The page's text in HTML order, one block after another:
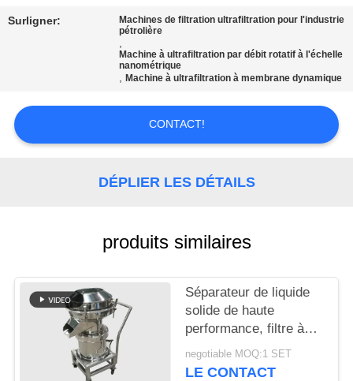
CONTACTER
DEMANDEZ
PRIVACY
POLICY
Surligner:
Machines de filtration ultrafiltration pour l'industrie
pétrolière
,
Machine à ultrafiltration par débit rotatif à l'échelle
nanométrique
,Machine à ultrafiltration à membrane dynamique
CONTACT!
DÉPLIER LES DÉTAILS
produits similaires
Séparateur de liquide
solide de haute
performance, filtre à
vibration 450 portable,
silencieux
negotiable MOQ:1 SET
LE CONTACT